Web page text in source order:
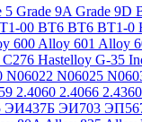
5 Grade 9A Grade 9D
00 ВТ6 ВТ6 ВТ1-0
600 Alloy 601 Alloy
Hastelloy G-35
N06022 N06025
2.4060 2.4066 2.4360
ЭИ437Б ЭИ703